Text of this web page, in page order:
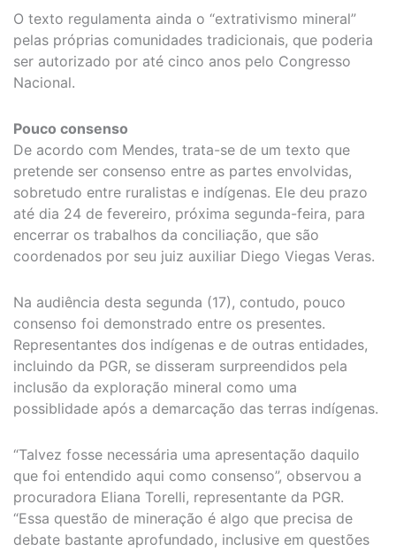
O texto regulamenta ainda o “extrativismo mineral”
pelas próprias comunidades tradicionais, que poderia
ser autorizado por até cinco anos pelo Congresso
Nacional.
Pouco consenso
De acordo com Mendes, trata-se de um texto que
pretende ser consenso entre as partes envolvidas,
sobretudo entre ruralistas e indígenas. Ele deu prazo
até dia 24 de fevereiro, próxima segunda-feira, para
encerrar os trabalhos da conciliação, que são
coordenados por seu juiz auxiliar Diego Viegas Veras.
Na audiência desta segunda (17), contudo, pouco
consenso foi demonstrado entre os presentes.
Representantes dos indígenas e de outras entidades,
incluindo da PGR, se disseram surpreendidos pela
inclusão da exploração mineral como uma
possiblidade após a demarcação das terras indígenas.
“Talvez fosse necessária uma apresentação daquilo
que foi entendido aqui como consenso”, observou a
procuradora Eliana Torelli, representante da PGR.
“Essa questão de mineração é algo que precisa de
debate bastante aprofundado, inclusive em questões